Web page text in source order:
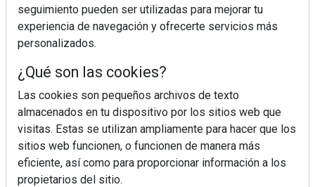
seguimiento pueden ser utilizadas para mejorar tu
experiencia de navegación y ofrecerte servicios más
personalizados.
¿Qué son las cookies?
Las cookies son pequeños archivos de texto
almacenados en tu dispositivo por los sitios web que
visitas. Estas se utilizan ampliamente para hacer que los
sitios web funcionen, o funcionen de manera más
eficiente, así como para proporcionar información a los
propietarios del sitio.